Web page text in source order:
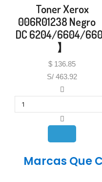
Toner Xerox
006R01238 Negro
DC 6204/6604/
】
$ 136.85
S/ 463.92
Marcas Que